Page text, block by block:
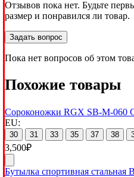
Отзывов пока нет. Будьте
размер и понравился ли товар.
Задать вопрос
Пока нет вопросов об этом
Похожие товары
Сороконожки RGX SB-M-060
EU:
30 31 33 35 37 38
3,500₽
Бутылка спортивная стальная